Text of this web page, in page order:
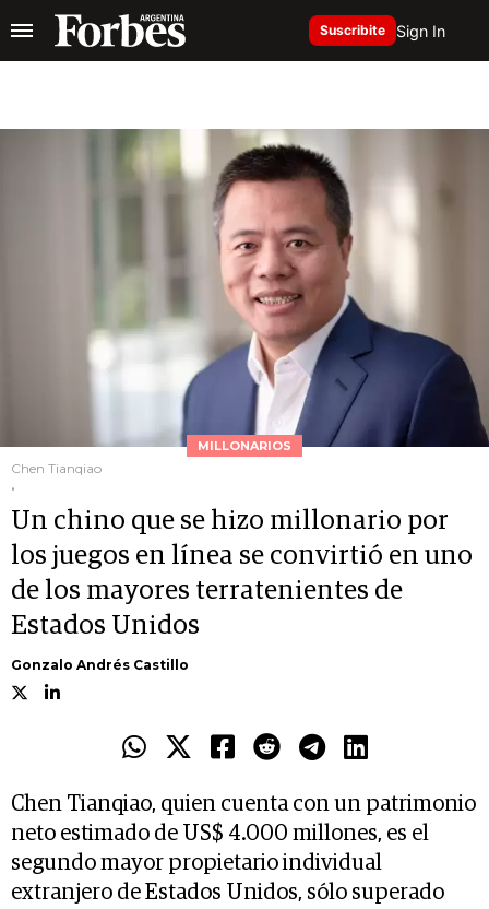
Suscribite Sign In
MILLONARIOS
Chen Tianqiao
.
Un chino que se hizo millonario por
los juegos en línea se convirtió en uno
de los mayores terratenientes de
Estados Unidos
Gonzalo Andrés Castillo
Chen Tianqiao, quien cuenta con un patrimonio
neto estimado de US$ 4.000 millones, es el
segundo mayor propietario individual
extranjero de Estados Unidos, sólo superado